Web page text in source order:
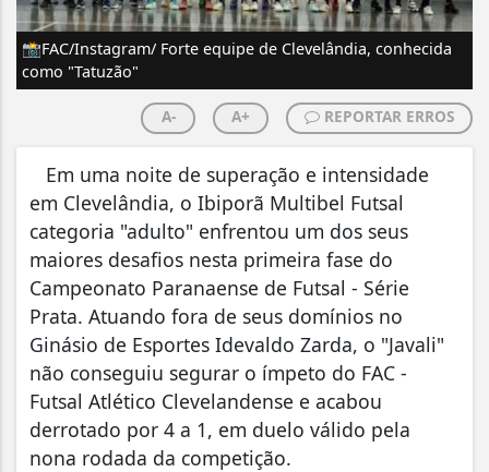
📸FAC/Instagram/ Forte equipe de Clevelândia, conhecida
como "Tatuzão"
A- A+ REPORTAR ERROS
Em uma noite de superação e intensidade
em Clevelândia, o Ibiporã Multibel Futsal
categoria "adulto" enfrentou um dos seus
maiores desafios nesta primeira fase do
Campeonato Paranaense de Futsal - Série
Prata. Atuando fora de seus domínios no
Ginásio de Esportes Idevaldo Zarda, o "Javali"
não conseguiu segurar o ímpeto do FAC -
Futsal Atlético Clevelandense e acabou
derrotado por 4 a 1, em duelo válido pela
nona rodada da competição.